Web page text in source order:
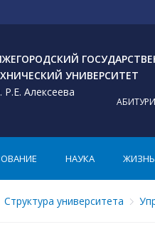
УНИВЕРСИТЕТ
Р.Е. Алексеева
НАУКА ЖИЗНЬ
Структура университета